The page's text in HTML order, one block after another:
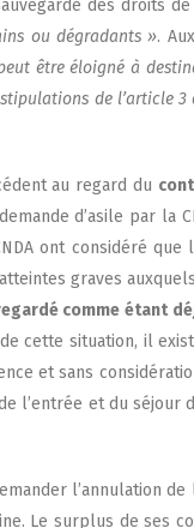
des droits
ou dégra­dants ».
être éloi­gné à
de l’ar­ticle
au regard du
d’asile par la
ont consi­dé­ré
graves
comme étant
cette situa­tion, il
et sans
l’en­trée et du
l’annulation
Le sur­plus de ses